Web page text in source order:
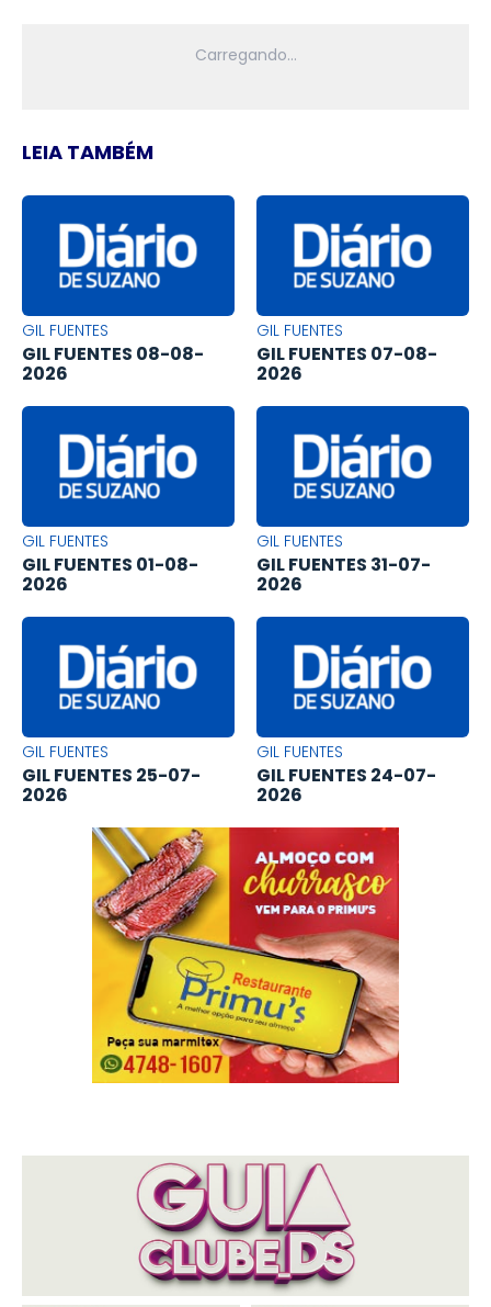
LEIA TAMBÉM
GIL FUENTES
GIL FUENTES 08-08-
2026
GIL FUENTES
GIL FUENTES 07-08-
2026
GIL FUENTES
GIL FUENTES 01-08-
2026
GIL FUENTES
GIL FUENTES 31-07-
2026
GIL FUENTES
GIL FUENTES 25-07-
2026
GIL FUENTES
GIL FUENTES 24-07-
2026